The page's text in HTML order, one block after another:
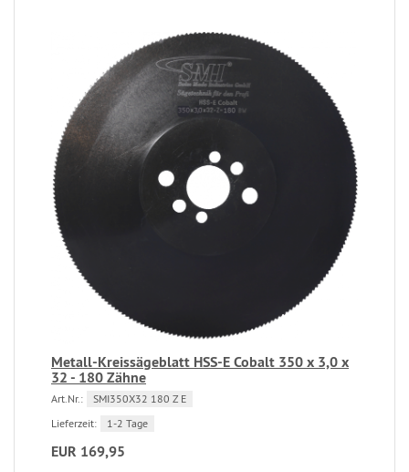
Metall-Kreissägeblatt HSS-E Cobalt 350 x 3,0 x
32 - 180 Zähne
Art.Nr.:
SMI350X32 180 Z E
Lieferzeit:
1-2 Tage
EUR 169,95